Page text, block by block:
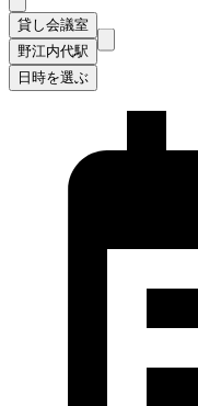
貸し会議室
野江内代駅
日時を選ぶ